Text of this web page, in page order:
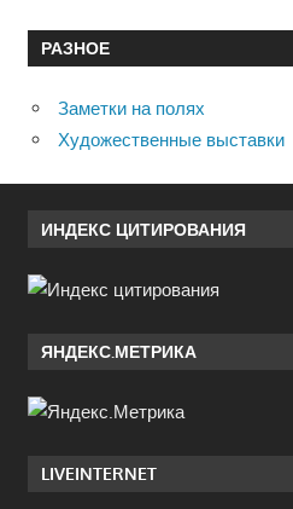
РАЗНОЕ
Заметки на полях
Художественные выставки
ИНДЕКС ЦИТИРОВАНИЯ
ЯНДЕКС.МЕТРИКА
LIVEINTERNET